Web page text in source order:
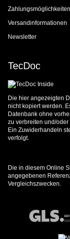
Zahlungsmöglichkeiten
Versandinformationen
Newsletter
TecDoc
Die hier angezeigten
nicht kopiert werden.
Datenbank ohne
zu verbreiten und/
Ein Zuwiderhandeln
verfolgt.
Die in diesem Online
angegebenen
Vergleichszwecken.